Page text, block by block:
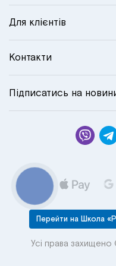
Для клієнтів
Контакти
Підписатись на
Перейти на Школа
Усі права